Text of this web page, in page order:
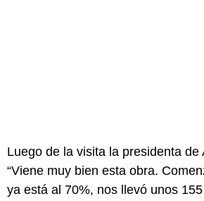
Luego de la visita la presidenta de
“Viene muy bien esta obra.
ya está al 70%, nos llevó unos